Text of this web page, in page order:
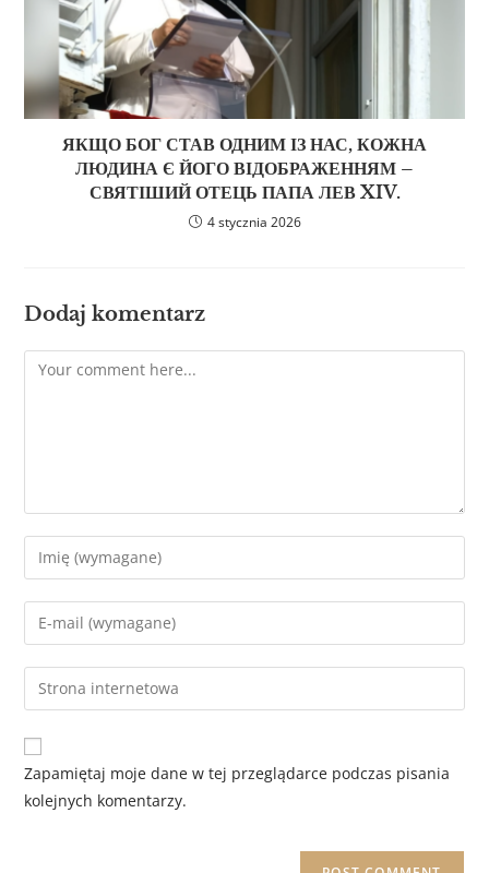
ЯКЩО БОГ СТАВ ОДНИМ ІЗ НАС, КОЖНА
ЛЮДИНА Є ЙОГО ВІДОБРАЖЕННЯМ –
СВЯТІШИЙ ОТЕЦЬ ПАПА ЛЕВ XIV.
4 stycznia 2026
Dodaj komentarz
Zapamiętaj moje dane w tej przeglądarce podczas pisania
kolejnych komentarzy.